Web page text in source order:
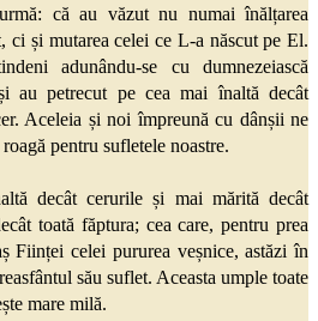
că au văzut nu numai înălțarea
ci și mutarea celei ce L-a născut pe El.
adunându-se cu dumnezeiască
au petrecut pe cea mai înaltă decât
Aceleia și noi împreună cu dânșii ne
pentru sufletele noastre.
decât cerurile și mai mărită decât
toată făptura; cea care, pentru prea
Ființei celei pururea veșnice, astăzi în
său suflet. Aceasta umple toate
mare milă.